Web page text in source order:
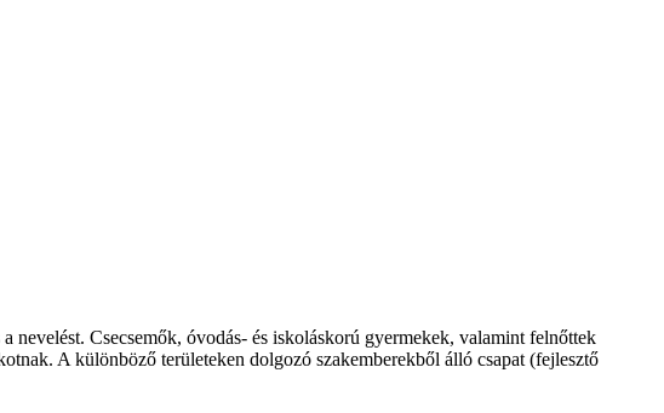
nevelést. Csecsemők, óvodás- és iskoláskorú gyermekek, valamint felnőttek
A különböző területeken dolgozó szakemberekből álló csapat (fejlesztő